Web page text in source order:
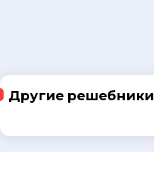
Другие решебники